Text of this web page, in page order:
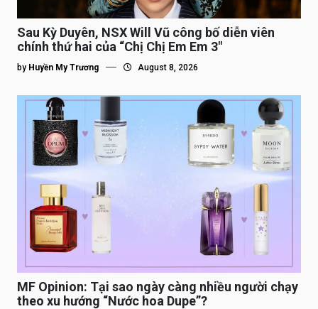
Sau Kỳ Duyên, NSX Will Vũ công bố diễn viên
chính thứ hai của “Chị Chị Em Em 3″
by Huyền My Trương August 8, 2026
MF Opinion: Tại sao ngày càng nhiều người chạy
theo xu hướng “Nước hoa Dupe”?